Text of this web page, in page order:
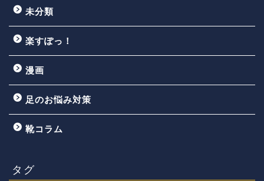
未分類
楽すぽっ！
漫画
足のお悩み対策
靴コラム
タグ